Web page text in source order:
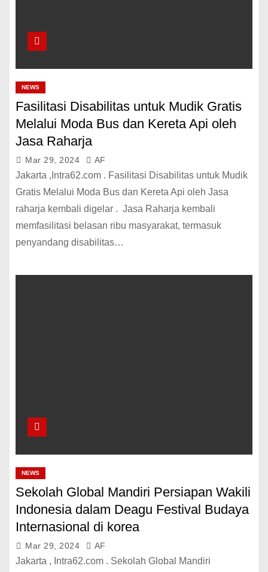
NEWS
Fasilitasi Disabilitas untuk Mudik Gratis
Melalui Moda Bus dan Kereta Api oleh
Jasa Raharja
Mar 29, 2024 AF
Jakarta ,Intra62.com . Fasilitasi Disabilitas untuk Mudik
Gratis Melalui Moda Bus dan Kereta Api oleh Jasa
raharja kembali digelar . Jasa Raharja kembali
memfasilitasi belasan ribu masyarakat, termasuk
penyandang disabilitas…
NEWS
Sekolah Global Mandiri Persiapan Wakili
Indonesia dalam Deagu Festival Budaya
Internasional di korea
Mar 29, 2024 AF
Jakarta , Intra62.com . Sekolah Global Mandiri